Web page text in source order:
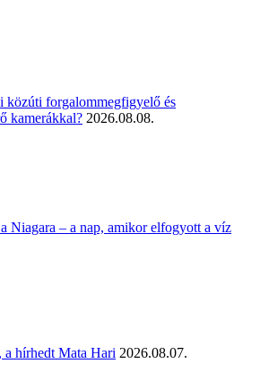
közúti forgalommegfigyelő és
kamerákkal? 2026.08.08.
Niagara – a nap, amikor elfogyott a víz
a hírhedt Mata Hari 2026.08.07.